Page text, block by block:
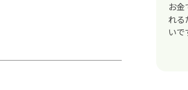
お
れる
いで